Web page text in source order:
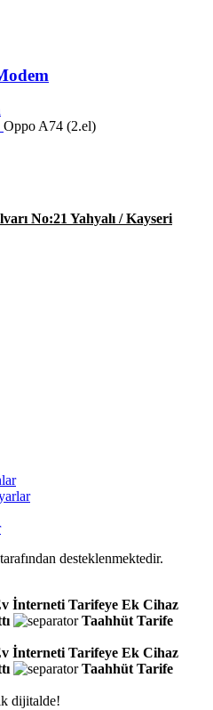
Oppo A74 (2.el)
No:21 Yahyalı / Kayseri
desteklenmektedir.
İnterneti Tarifeye Ek Cihaz
Taahhüt Tarife
İnterneti Tarifeye Ek Cihaz
Taahhüt Tarife
dijitalde!